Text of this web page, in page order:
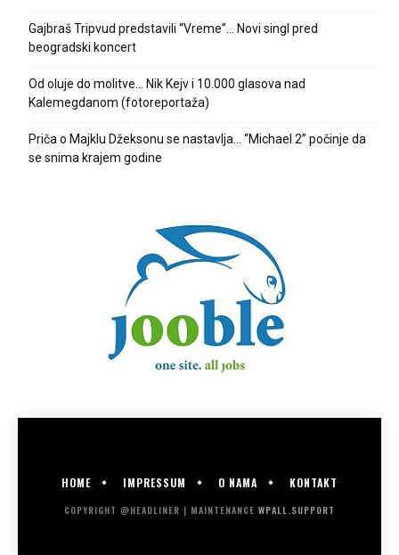
Gajbraš Tripvud predstavili “Vreme”… Novi singl pred
beogradski koncert
Od oluje do molitve… Nik Kejv i 10.000 glasova nad
Kalemegdanom (fotoreportaža)
Priča o Majklu Džeksonu se nastavlja… “Michael 2” počinje da
se snima krajem godine
HOME IMPRESSUM O NAMA KONTAKT
COPYRIGHT @HEADLINER | MAINTENANCE WPALL.SUPPORT